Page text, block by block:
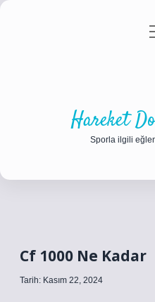
Gizlilik
Hareket
Sporla ilgili
Cf 1000 Ne Kadar
Tarih: Kasım 22, 2024